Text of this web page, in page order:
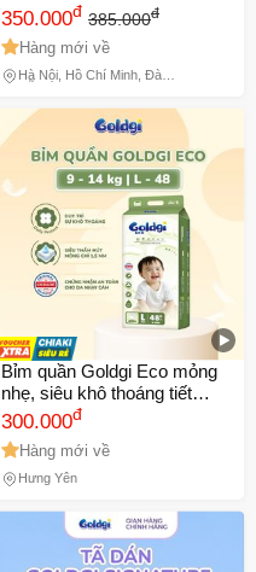
350.000đ 385.000đ
Hàng mới về
Hà Nội, Hồ Chí Minh, Đà
Bỉm quần Goldgi Eco mỏng
nhẹ, siêu khô thoáng tiết
kiệm cho mẹ, bảo vệ bé mỗi
ngày - hàng chính hãng
300.000đ
Hàng mới về
Hưng Yên